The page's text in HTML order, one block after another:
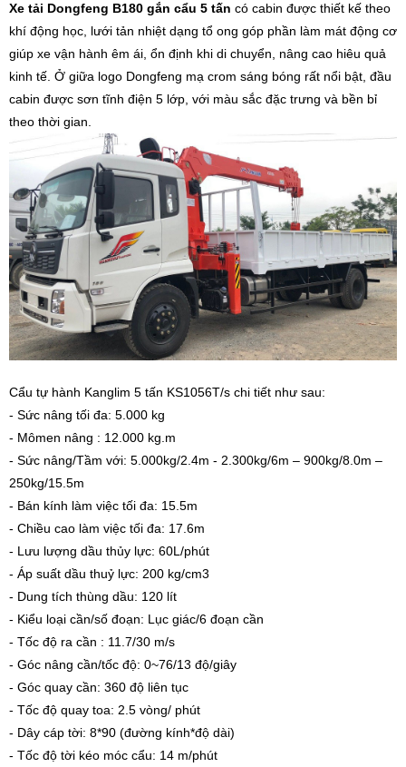
Xe tải Dongfeng B180 gắn cẩu 5 tấn có cabin được thiết kế theo
khí động học, lưới tản nhiệt dạng tổ ong góp phần làm mát động cơ
giúp xe vận hành êm ái, ổn định khi di chuyển, nâng cao hiêu quả
kinh tế. Ở giữa logo Dongfeng mạ crom sáng bóng rất nổi bật, đầu
cabin được sơn tĩnh điện 5 lớp, với màu sắc đặc trưng và bền bỉ
theo thời gian.
Cẩu tự hành Kanglim 5 tấn KS1056T/s chi tiết như sau:
- Sức nâng tối đa: 5.000 kg
- Mômen nâng : 12.000 kg.m
- Sức nâng/Tầm với: 5.000kg/2.4m - 2.300kg/6m – 900kg/8.0m –
250kg/15.5m
- Bán kính làm việc tối đa: 15.5m
- Chiều cao làm việc tối đa: 17.6m
- Lưu lượng dầu thủy lực: 60L/phút
- Áp suất dầu thuỷ lực: 200 kg/cm3
- Dung tích thùng dầu: 120 lít
- Kiểu loại cần/số đoạn: Lục giác/6 đoạn cần
- Tốc độ ra cần : 11.7/30 m/s
- Góc nâng cần/tốc độ: 0~76/13 độ/giây
- Góc quay cần: 360 độ liên tục
- Tốc độ quay toa: 2.5 vòng/ phút
- Dây cáp tời: 8*90 (đường kính*độ dài)
- Tốc độ tời kéo móc cẩu: 14 m/phút